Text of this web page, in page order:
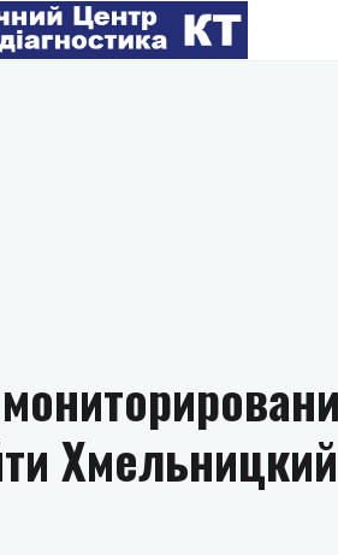
Хмельницкий